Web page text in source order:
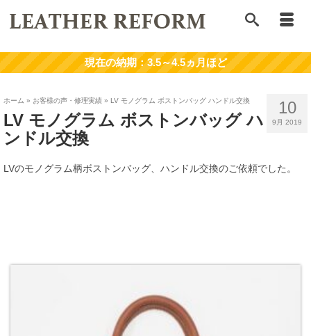
10
9月 2019
ホーム » お客様の声・修理実績 » LV モノグラム ボストンバッグ ハンドル交換
LV モノグラム ボストンバッグ ハ
ンドル交換
LVのモノグラム柄ボストンバッグ、ハンドル交換のご依頼でした。